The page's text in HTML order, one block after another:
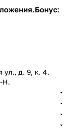
Бонус:
ул., д. 9, к. 4.
Н.